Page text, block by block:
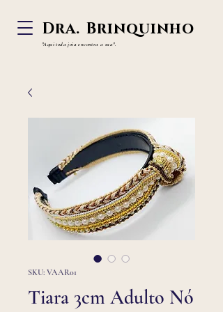
Dra. Brinquinho
"Aqui toda joiaencontra a sua".
SKU: VAAR01
Tiara 3cm Adulto Nó